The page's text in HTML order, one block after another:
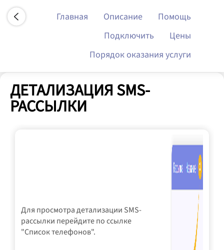
Перейти
основному
Главная Описание
Помощь
Подключить
Цены
Порядок оказания услуги
ДЕТАЛИЗАЦИЯ SMS-
РАССЫЛКИ
Для просмотра детализации SMS-
рассылки перейдите по ссылке
"Список телефонов".